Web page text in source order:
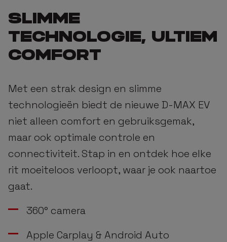
STILLE KRACHT
4X4
fulltime
SLIMME
TECHNOLOGIE, ULTIEM
COMFORT
Met een strak design en slimme
technologieën biedt de nieuwe D-MAX EV
niet alleen comfort en gebruiksgemak,
maar ook optimale controle en
connectiviteit. Stap in en ontdek hoe elke
rit moeiteloos verloopt, waar je ook naartoe
gaat.
360° camera
Apple Carplay & Android Auto